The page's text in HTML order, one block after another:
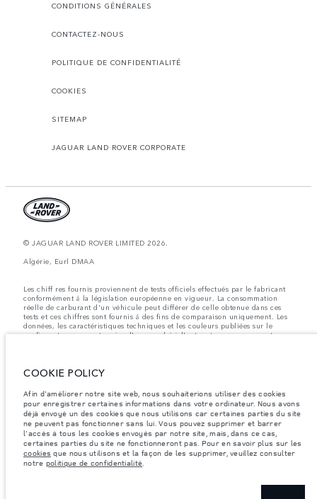
CONDITIONS GÉNÉRALES
CONTACTEZ-NOUS
POLITIQUE DE CONFIDENTIALITÉ
COOKIES
SITEMAP
JAGUAR LAND ROVER CORPORATE
© JAGUAR LAND ROVER LIMITED 2026.
Algérie, Eurl DMAA
Les chiff res fournis proviennent de tests officiels effectués par le fabricant
conformément å la législation européenne en vigueur. La consommation
réelle de carburant d'un véhicule peut différer de celle obtenue dans ces
tests et ces chiffres sont fournis å des fins de comparaison uniquement. Les
données, les caractéristiques techniques et les couleurs publiées sur le
configurateur peuvent varier d'un marché à l'autre et ne comprennent pas
Les poids indiqués correspondent à des spécifications de véhicule standard.
affecteront la charge utile. Assurez-vous que le poids total en charge du
véhicule, les charges maximales par essieu et la charge utile ne sont pas
dépassés lorsque vous chargez des accessoires, des occupants, des liquides
et des carburants.
Remarque importante sur les images et les spécifications. La pénurie
mondiale de semi-conducteurs affecte actuellement les spécifications de
construction des véhicules, la disponibilité des options et les délais de
construction. Cette situation s’avère très fluctuante, et par conséquent, les
COOKIE POLICY
Afin d'améliorer notre site web, nous souhaiterions utiliser des cookies
pour enregistrer certaines informations dans votre ordinateur. Nous avons
déjà envoyé un des cookies que nous utilisons car certaines parties du site
ne peuvent pas fonctionner sans lui. Vous pouvez supprimer et barrer
l'accès à tous les cookies envoyés par notre site, mais, dans ce cas,
certaines parties du site ne fonctionneront pas. Pour en savoir plus sur les
cookies que nous utilisons et la façon de les supprimer, veuillez consulter
notre politique de confidentialité.